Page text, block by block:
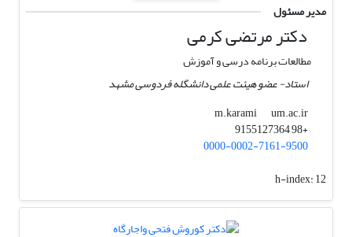
مدیر مسئول
دکتر مرتضی کرمی
مطالعات برنامه درسی و آموزش
استاد- عضو هیئت علمی دانشگله فردوسی مشهد
m.karami
um.ac.ir
+98 9155127364
0000-0002-7161-9500
h-index:12